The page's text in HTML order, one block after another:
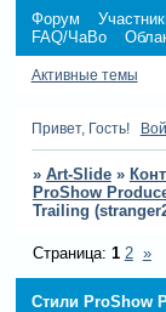
Форум
FAQ/ЧаВо
Активные темы
Привет, Гость!
» Art-Slide »
ProShow
Trailing
Стили ProShow
Страница: 1 2 »